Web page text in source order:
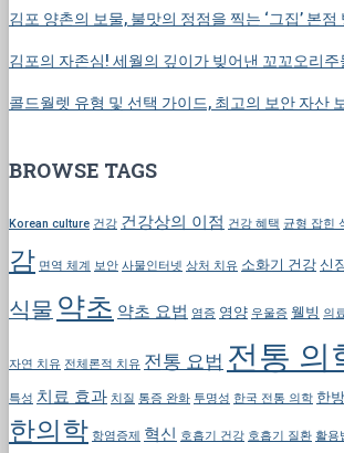
김포 양촌의 보물, 불맛의 정점을 찍는 ‘그집’ 본점
김포의 자존심! 세월의 깊이가 빚어낸 꼬꼬오리주
콜드월렛 유형 및 선택 가이드, 최고의 보안 자산
BROWSE TAGS
Korean culture 건강 건강상의 이점 건강 혜택 균형 잡힌
감 면역 체계 보안 사물인터넷 상처 치유 소화기 건강 신
식물 약초 약초 요법 염증 영양 우울증 웰빙 의료
자연 치유 전체론적 치유 전통 요법 전통 의
특성 치료 효과 치질 통증 완화 투명성 한국 전통 의학 한방
한의학 항염증제 혁신 호흡기 건강 호흡기 질환 활용